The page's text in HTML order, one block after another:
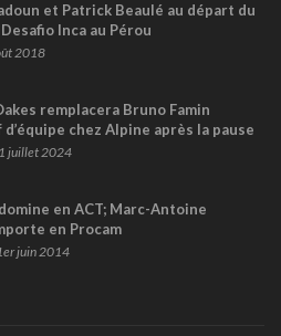
et Patrick Beaulé au départ du
Inca au Pérou
2018
remplacera Bruno Famin
d’équipe chez Alpine après la pause
juillet 2024
en ACT; Marc-Antoine
en Procam
juin 2014